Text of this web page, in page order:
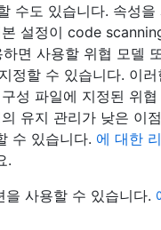
수도 있습니다. 속성을
설정이 code
면 사용할 위협 모델
정할 수 있습니다. 이
성 파일에 지정된 위
유지 관리가 낮은 이
수 있습니다. 에 대한
.
사용할 수 있습니다.